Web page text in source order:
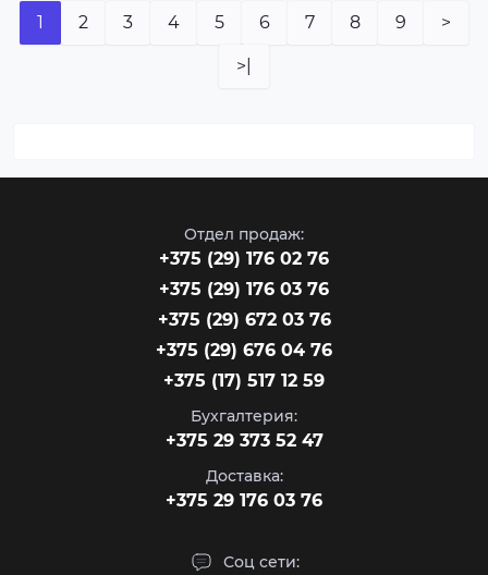
1 2 3 4 5 6 7 8 9 >
>|
Отдел продаж:
‎+375 (29) 176 02 76
+375 (29) 176 03 76
+375 (29) 672 03 76
+375 (29) 676 04 76
+375 (17) 517 12 59
Бухгалтерия:
+375 29 373 52 47
Доставка:
+375 29 176 03 76
Соц сети: